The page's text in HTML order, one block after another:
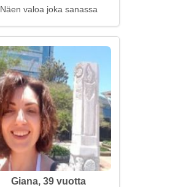
Näen valoa joka sanassa
Giana, 39 vuotta